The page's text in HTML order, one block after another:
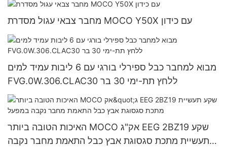
מחבר צבאי עגול מסדרת MOCO Y50X עם כידון
מבוא למחבר כבל ספירלי בורגי עם 6 ליבות עמיד למים
FVG.0W.306.CLAC30 ללחץ תת-ימי 30 בר
האיכות הטובה ביותר MOCO אק"ג EEG 2BZ19 שקע
תעשיית מתכת סגסוגת אבץ כבל התאמת מחבר נקבה